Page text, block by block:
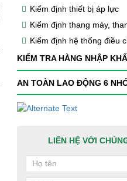
Kiểm định thiết bị áp lực
Kiểm định thang máy,
Kiểm định hệ thống điều
KIỂM TRA HÀNG NHẬP
AN TOÀN LAO ĐỘNG 6
LIÊN HỆ VỚI